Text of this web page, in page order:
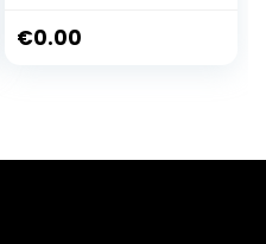
reiniging en snijden
gereedschap voor
€0.00